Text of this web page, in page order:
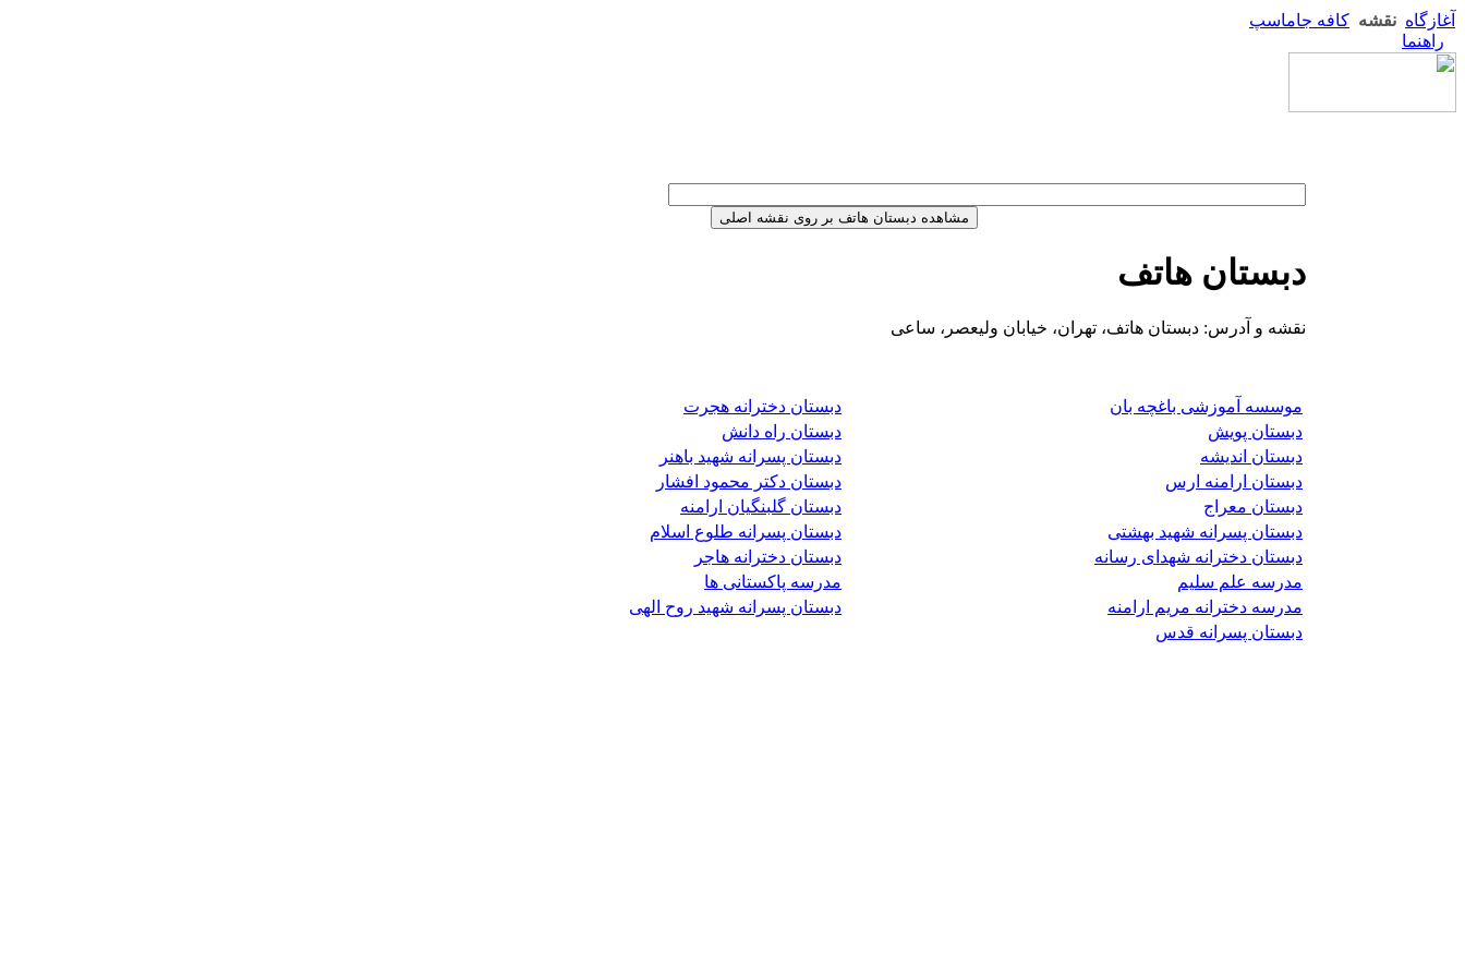
آغازگاه نقشه کافه جاماسپ
راهنما
دبستان هاتف
نقشه و آدرس: دبستان هاتف، تهران، خیابان ولیعصر، ساعی
موسسه آموزشی باغچه بان
دبستان دخترانه هجرت
دبستان پویش
دبستان راه دانش
دبستان اندیشه
دبستان پسرانه شهید باهنر
دبستان ارامنه ارس
دبستان دکتر محمود افشار
دبستان معراج
دبستان گلبنگیان ارامنه
دبستان پسرانه شهید بهشتی
دبستان پسرانه طلوع اسلام
دبستان دخترانه شهدای رسانه
دبستان دخترانه هاجر
مدرسه علم سلیم
مدرسه پاکستانی ها
مدرسه دخترانه مریم ارامنه
دبستان پسرانه شهید روح الهی
دبستان پسرانه قدس